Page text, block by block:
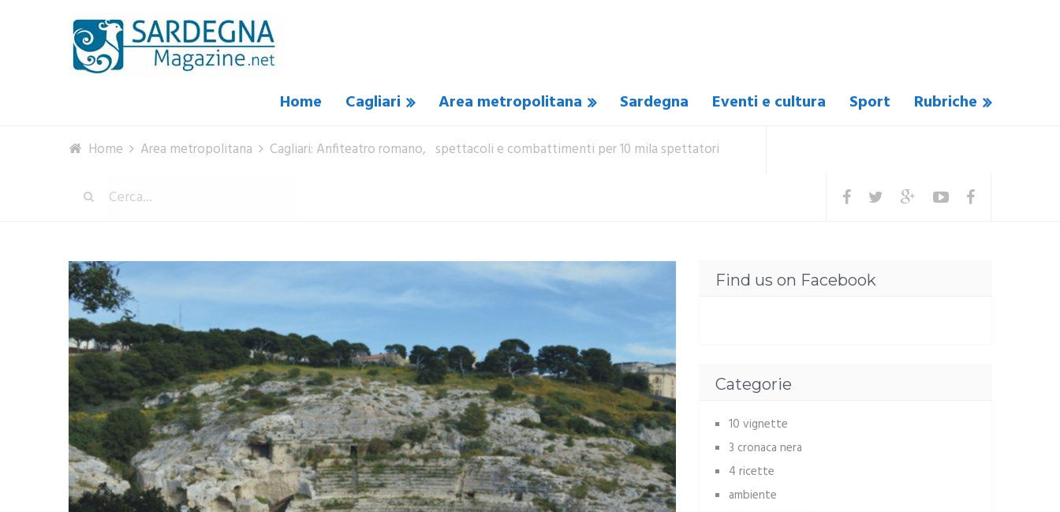
Home Cagliari Area metropolitana Sardegna Eventi e cultura Sport Rubriche
Home Area metropolitana Cagliari: Anfiteatro romano, spettacoli e combattimenti per 10 mila spettatori
Find us on Facebook
Categorie
10 vignette
3 cronaca nera
4 ricette
ambiente